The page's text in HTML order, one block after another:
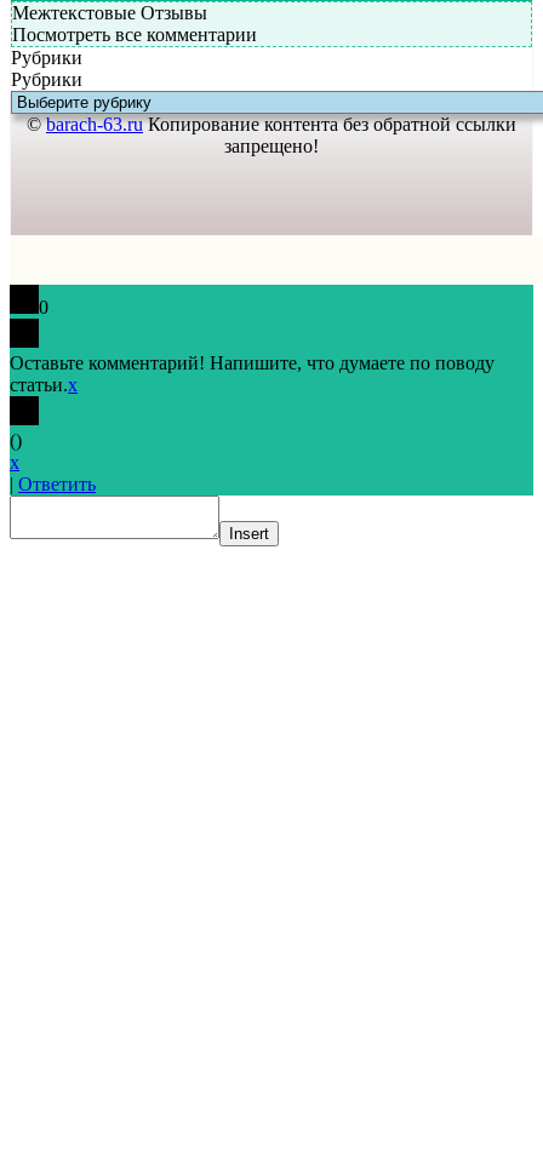
Межтекстовые Отзывы
Посмотреть все комментарии
Рубрики
Рубрики
©barach-63.ruКопирование контента без обратной ссылки
запрещено!
0
Оставьте комментарий! Напишите, что думаете по поводу
статьи.x
()
x
| Ответить
Insert